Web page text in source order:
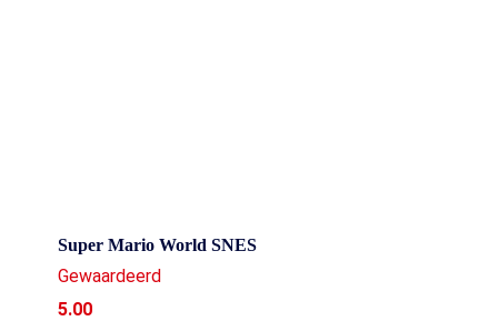
Super Mario World SNES
Gewaardeerd
5.00